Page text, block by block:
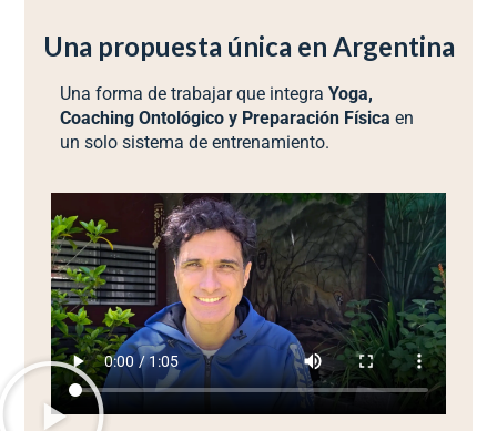
Una propuesta única en Argentina
Una forma de trabajarque integraYoga,
Coaching Ontológico y Preparación Física en
un solo sistema de entrenamiento.